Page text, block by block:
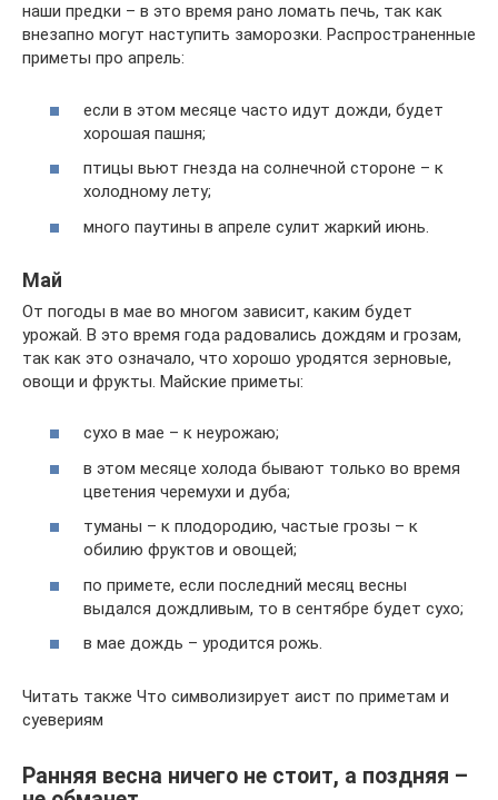
наши предки – в это время рано ломать печь, так как
внезапно могут наступить заморозки. Распространенные
приметы про апрель:
если в этом месяце часто идут дожди, будет
хорошая пашня;
птицы вьют гнезда на солнечной стороне – к
холодному лету;
много паутины в апреле сулит жаркий июнь.
Май
От погоды в мае во многом зависит, каким будет
урожай. В это время года радовались дождям и грозам,
так как это означало, что хорошо уродятся зерновые,
овощи и фрукты. Майские приметы:
сухо в мае – к неурожаю;
в этом месяце холода бывают только во время
цветения черемухи и дуба;
туманы – к плодородию, частые грозы – к
обилию фруктов и овощей;
по примете, если последний месяц весны
выдался дождливым, то в сентябре будет сухо;
в мае дождь – уродится рожь.
Читать также Что символизирует аист по приметам и
суевериям
Ранняя весна ничего не стоит, а поздняя –